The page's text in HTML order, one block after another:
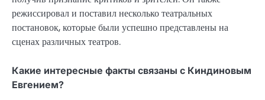
режиссировал и поставил несколько театральных
постановок, которые были успешно представлены на
сценах различных театров.
Какие интересные факты связаны с Киндиновым
Евгением?